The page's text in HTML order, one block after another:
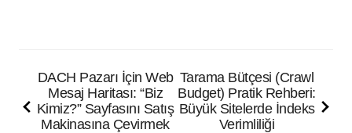
DACH Pazarı İçin Web
Mesaj Haritası: “Biz
Kimiz?” Sayfasını Satış
Makinasına Çevirmek
Tarama Bütçesi (Crawl
Budget) Pratik Rehberi:
Büyük Sitelerde İndeks
Verimliliği